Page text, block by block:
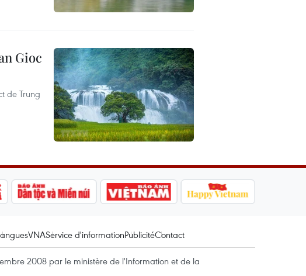
Gioc
de Trung
VNAService d'informationPublicitéContact
2008 par le ministère de l'Information et de la